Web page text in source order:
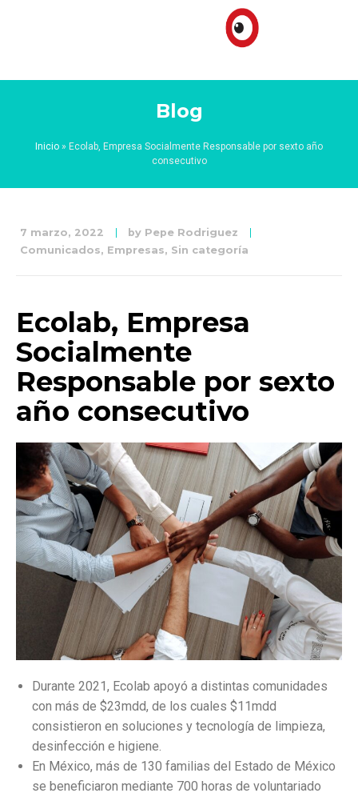
Blog
Inicio » Ecolab, Empresa Socialmente Responsable por sexto año
consecutivo
7 marzo, 2022 by Pepe Rodriguez
Comunicados, Empresas, Sin categoría
Ecolab, Empresa
Socialmente
Responsable por sexto
año consecutivo
Durante 2021, Ecolab apoyó a distintas comunidades
con más de $23mdd, de los cuales $11mdd
consistieron en soluciones y tecnología de limpieza,
desinfección e higiene.
En México, más de 130 familias del Estado de México
se beneficiaron mediante 700 horas de voluntariado